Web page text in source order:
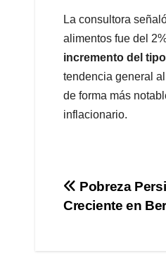
La consultora
alimentos fue del
incremento del
tendencia general
de forma más
inflacionario.
Pobreza
Creciente en